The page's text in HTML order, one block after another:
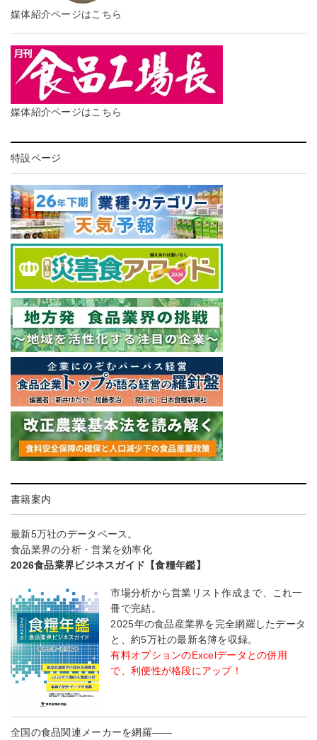
媒体紹介ページはこちら
媒体紹介ページはこちら
特設ページ
書籍案内
最新5万社のデータベース。
食品業界の分析・営業を効率化
2026食品業界ビジネスガイド【食糧年鑑】
市場分析から営業リスト作成まで、これ一
冊で完結。
2025年の食品産業界を完全網羅したデータ
と、約5万社の最新名簿を収録。
有料オプションのExcelデータとの併用
で、利便性が格段にアップ！
全国の食品関連メーカーを網羅――